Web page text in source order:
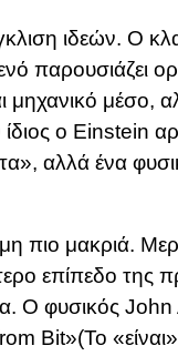
ιδεών. Ο
παρουσιάζει
μέσο,
ίδιος ο Einstein
αλλά ένα
μακριά.
επίπεδο της
Ο φυσικός John
Bit»(Το